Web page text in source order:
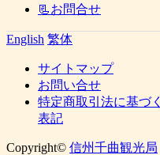
📃お問合せ
English 繁体
サイトマップ
お問い合せ
特定商取引法に基づく
表記
Copyright© 信州千曲観光局